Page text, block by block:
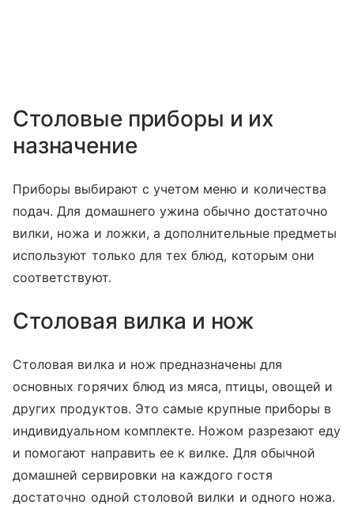
Столовые приборы и их
назначение
Приборы выбирают с учетом меню и количества
подач. Для домашнего ужина обычно достаточно
вилки, ножа и ложки, а дополнительные предметы
используют только для тех блюд, которым они
соответствуют.
Столовая вилка и нож
Столовая вилка и нож предназначены для
основных горячих блюд из мяса, птицы, овощей и
других продуктов. Это самые крупные приборы в
индивидуальном комплекте. Ножом разрезают еду
и помогают направить ее к вилке. Для обычной
домашней сервировки на каждого гостя
достаточно одной столовой вилки и одного ножа.